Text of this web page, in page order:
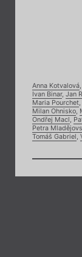
Anna Kotvalová,
Ivan Binar, Jan
Maria Pourchet,
Milan Ohnisko,
Ondřej Macl ,
Petra
Tomáš Gabriel ,